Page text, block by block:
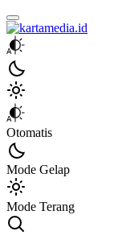
kartamedia.id
Jujur Mengabari
Otomatis
Mode Gelap
Mode Terang